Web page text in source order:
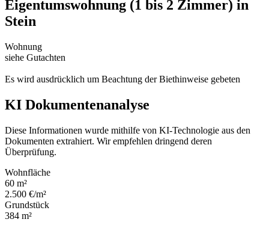
Eigentumswohnung (1 bis 2 Zimmer) in
Stein
Wohnung
siehe Gutachten
Es wird ausdrücklich um Beachtung der Biethinweise gebeten
KI Dokumentenanalyse
Diese Informationen wurde mithilfe von KI-Technologie aus den
Dokumenten extrahiert. Wir empfehlen dringend deren
Überprüfung.
Wohnfläche
60 m²
2.500 €/m²
Grundstück
384 m²